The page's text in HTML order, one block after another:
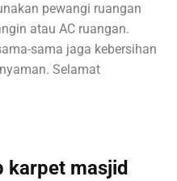
pewangi ruangan
atau AC ruangan.
sama jaga kebersihan
Selamat
karpet masjid